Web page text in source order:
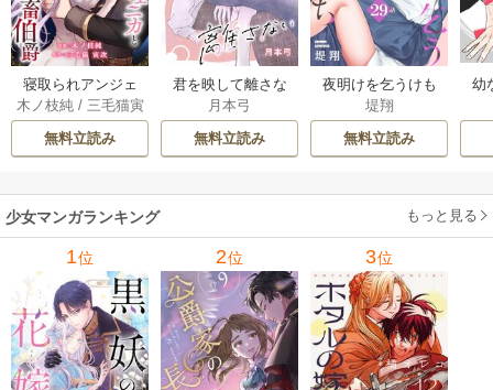
寝取られアンジェ
ニカと鬼畜伯爵
［ばら売り］ 14巻
木ノ枝純/ 三毛猫寅
次
無料立読み
君を映して離さな
い[ばら売り] 25巻
月本弓
無料立読み
夜明けを乞うけも
のたち[ばら売り] 2
8-29巻
堤翔
無料立読み
幼
少女マンガランキング もっと見る
1位 2位 3位